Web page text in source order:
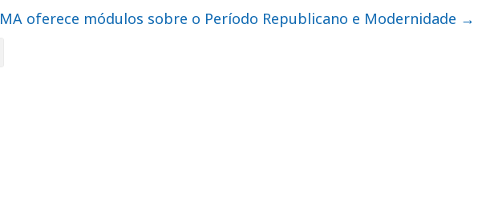
oferece módulos sobre o Período Republicano e Modernidade →